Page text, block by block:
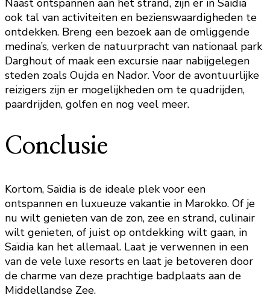
Naast ontspannen aan het strand, zijn er in Saïdia
ook tal van activiteiten en bezienswaardigheden te
ontdekken. Breng een bezoek aan de omliggende
medina’s, verken de natuurpracht van nationaal park
Darghout of maak een excursie naar nabijgelegen
steden zoals Oujda en Nador. Voor de avontuurlijke
reizigers zijn er mogelijkheden om te quadrijden,
paardrijden, golfen en nog veel meer.
Conclusie
Kortom, Saïdia is de ideale plek voor een
ontspannen en luxueuze vakantie in Marokko. Of je
nu wilt genieten van de zon, zee en strand, culinair
wilt genieten, of juist op ontdekking wilt gaan, in
Saïdia kan het allemaal. Laat je verwennen in een
van de vele luxe resorts en laat je betoveren door
de charme van deze prachtige badplaats aan de
Middellandse Zee.